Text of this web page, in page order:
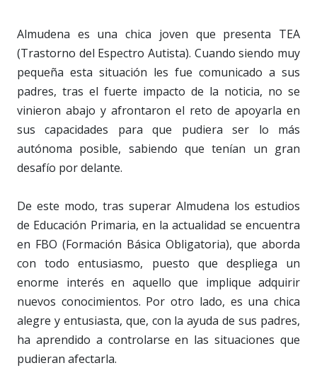
Almudena es una chica joven que presenta TEA
(Trastorno del Espectro Autista). Cuando siendo muy
pequeña esta situación les fue comunicado a sus
padres, tras el fuerte impacto de la noticia, no se
vinieron abajo y afrontaron el reto de apoyarla en
sus capacidades para que pudiera ser lo más
autónoma posible, sabiendo que tenían un gran
desafío por delante.
De este modo, tras superar Almudena los estudios
de Educación Primaria, en la actualidad se encuentra
en FBO (Formación Básica Obligatoria), que aborda
con todo entusiasmo, puesto que despliega un
enorme interés en aquello que implique adquirir
nuevos conocimientos. Por otro lado, es una chica
alegre y entusiasta, que, con la ayuda de sus padres,
ha aprendido a controlarse en las situaciones que
pudieran afectarla.